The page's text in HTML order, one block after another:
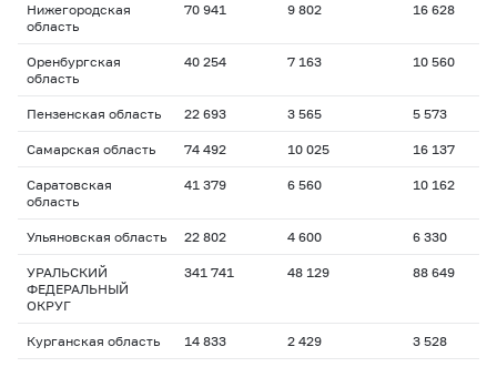
Нижегородская
область
70 941 9 802 16 628
Оренбургская
область
40 254 7 163 10 560
Пензенская область 22 693 3 565 5 573
Самарская область 74 492 10 025 16 137
Саратовская
область
41 379 6 560 10 162
Ульяновская область 22 802 4 600 6 330
УРАЛЬСКИЙ
ФЕДЕРАЛЬНЫЙ
ОКРУГ
341 741 48 129 88 649
Курганская область 14 833 2 429 3 528